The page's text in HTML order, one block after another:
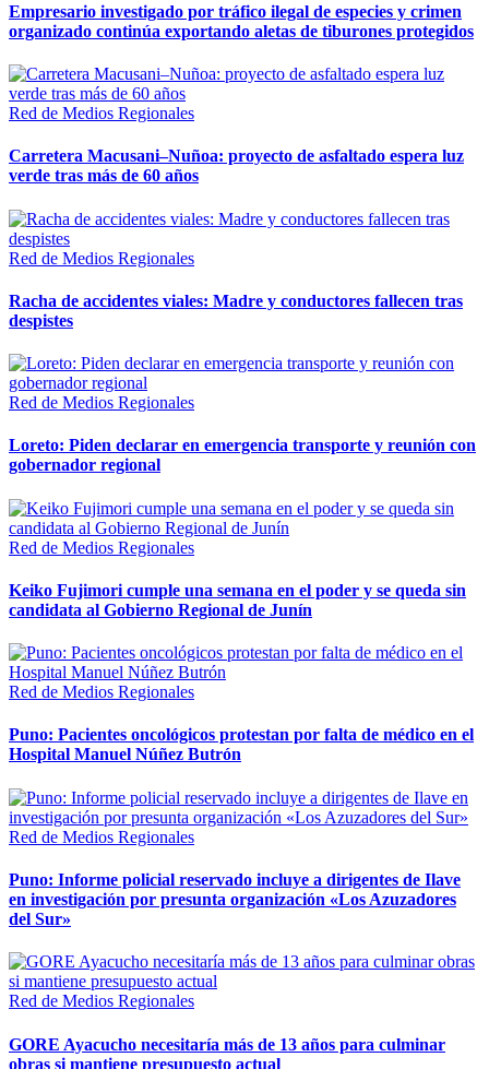
Empresario investigado por tráfico ilegal de especies y crimen
organizado continúa exportando aletas de tiburones protegidos
Red de Medios Regionales
Carretera Macusani–Nuñoa: proyecto de asfaltado espera luz
verde tras más de 60 años
Red de Medios Regionales
Racha de accidentes viales: Madre y conductores fallecen tras
despistes
Red de Medios Regionales
Loreto: Piden declarar en emergencia transporte y reunión con
gobernador regional
Red de Medios Regionales
Keiko Fujimori cumple una semana en el poder y se queda sin
candidata al Gobierno Regional de Junín
Red de Medios Regionales
Puno: Pacientes oncológicos protestan por falta de médico en el
Hospital Manuel Núñez Butrón
Red de Medios Regionales
Puno: Informe policial reservado incluye a dirigentes de Ilave
en investigación por presunta organización «Los Azuzadores
del Sur»
Red de Medios Regionales
GORE Ayacucho necesitaría más de 13 años para culminar
obras si mantiene presupuesto actual